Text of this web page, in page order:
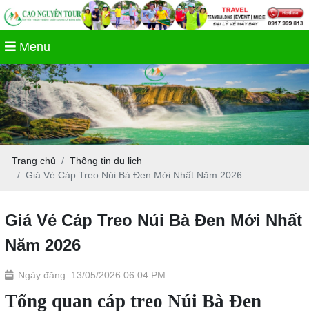
Menu
Trang chủ
Thông tin du lịch
Giá Vé Cáp Treo Núi Bà Đen Mới Nhất Năm 2026
Giá Vé Cáp Treo Núi Bà Đen Mới Nhất
Năm 2026
Ngày đăng: 13/05/2026 06:04 PM
Tổng quan cáp treo Núi Bà Đen